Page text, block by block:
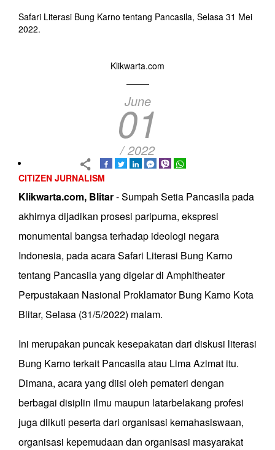
Safari Literasi Bung Karno tentang Pancasila, Selasa 31 Mei
2022.
Klikwarta.com
June
01
/ 2022
CITIZEN JURNALISM
Klikwarta.com, Blitar- Sumpah Setia Pancasila pada
akhirnya dijadikan prosesi paripurna, ekspresi
monumental bangsa terhadap ideologi negara
Indonesia, pada acara Safari Literasi Bung Karno
tentang Pancasila yang digelar di Amphitheater
Perpustakaan Nasional Proklamator Bung Karno Kota
Blitar, Selasa (31/5/2022) malam.
Ini merupakan puncak kesepakatan dari diskusi literasi
Bung Karno terkait Pancasila atau Lima Azimat itu.
Dimana, acara yang diisi oleh pemateri dengan
berbagai disiplin ilmu maupun latarbelakang profesi
juga diikuti peserta dari organisasi kemahasiswaan,
organisasi kepemudaan dan organisasi masyarakat